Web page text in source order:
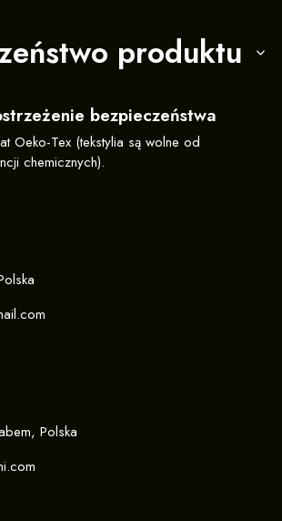
produktu
bezpieczeństwa
Oeko-Tex (tekstylia są wolne od
chemicznych).
Polska